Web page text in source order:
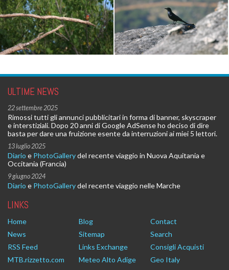
ULTIME NEWS
22 settembre 2025
Rimossi tutti gli annunci pubblicitari in forma di banner, skyscraper
e interstiziali. Dopo 20 anni di Google AdSense ho deciso di dire
basta per dare una fruizione esente da interruzioni ai miei 5 lettori.
13 luglio 2025
Diario e PhotoGallerydel recente viaggio in Nuova Aquitania e
Occitania (Francia)
9 giugno 2024
Diario e PhotoGallerydel recente viaggio nelle Marche
LINKS
Home Blog
Contact
News
Sitemap
Search
RSS Feed
Links Exchange
Consigli Acquisti
MTB.rizzetto.com
Meteo Alto Adige Geo Italy